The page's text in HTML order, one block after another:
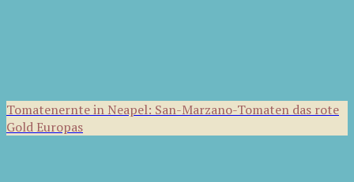
Tomatenernte in Neapel: San-Marzano-Tomaten das rote
Gold Europas